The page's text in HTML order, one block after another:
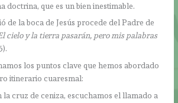
doctrina, que es un bien inestimable.
de la boca de Jesús procede del Padre de
cielo y la tierra pasarán, pero mis palabras
los puntos clave que hemos abordado
itinerario cuaresmal:
la cruz de ceniza, escuchamos el llamado a